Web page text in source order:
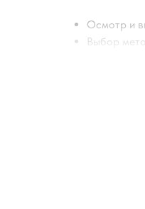
Осмотр и
Выбор
проникает в